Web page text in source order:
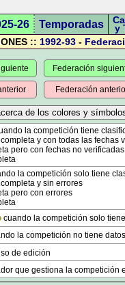
26 Temporadas y
:: 1992-93 -
Federación
Federación
la competición tiene
y con todas las fechas
pero con fechas no verificadas
la competición solo tiene
y sin errores
pero con errores
cuando la competición solo
la competición no tiene
de edición
que gestiona la competición